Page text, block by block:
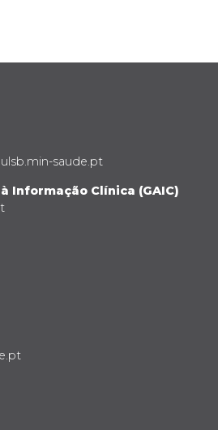
saude.pt
Informação Clínica (GAIC)